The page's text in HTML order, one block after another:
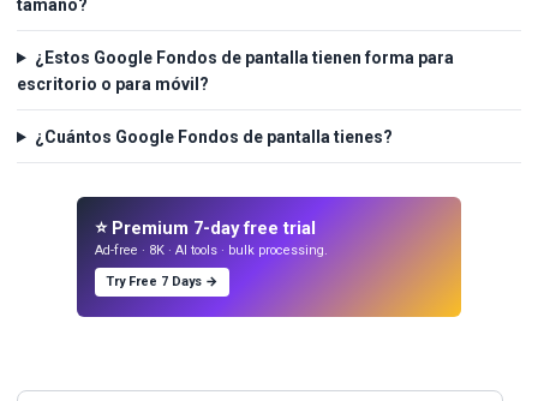
tamaño?
¿Estos Google Fondos de pantalla tienen forma para
escritorio o para móvil?
¿Cuántos Google Fondos de pantalla tienes?
⭐ Premium 7-day free trial
Ad-free · 8K · AI tools · bulk processing.
Try Free 7 Days →